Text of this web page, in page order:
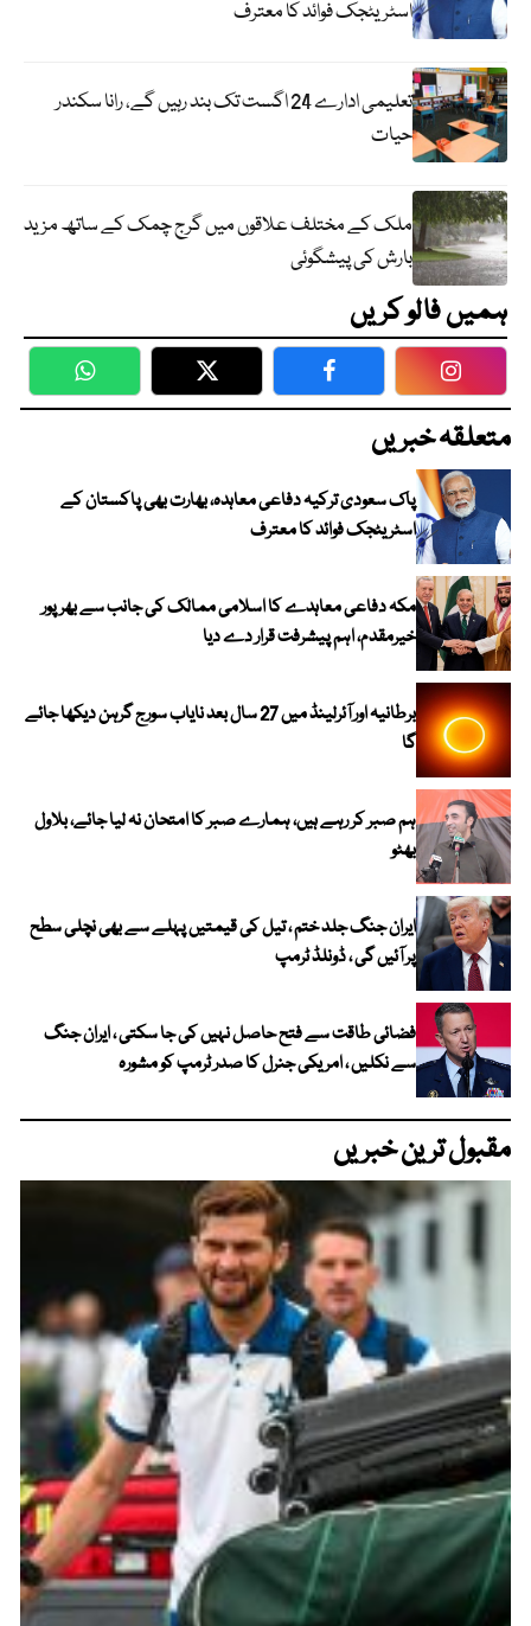
اسٹریٹجک فوائد کا معترف
تعلیمی ادارے 24 اگست تک بند رہیں گے، رانا سکندر
حیات
ملک کے مختلف علاقوں میں گرج چمک کے ساتھ مزید
بارش کی پیشگوئی
ہمیں فالو کریں
WhatsApp Twitter Facebook
متعلقہ خبریں
پاک سعودی ترکیہ دفاعی معاہدہ، بھارت بھی پاکستان کے
اسٹریٹجک فوائد کا معترف
مکہ دفاعی معاہدے کا اسلامی ممالک کی جانب سے بھرپور
خیرمقدم، اہم پیشرفت قرار دے دیا
برطانیہ اور آئرلینڈ میں 27 سال بعد نایاب سورج گرہن دیکھا جائے
گا
ہم صبر کر رہے ہیں، ہمارے صبر کا امتحان نہ لیا جائے، بلاول
بھٹو
ایران جنگ جلد ختم ، تیل کی قیمتیں پہلے سے بھی نچلی سطح
پر آئیں گی ، ڈونلڈ ٹرمپ
فضائی طاقت سے فتح حاصل نہیں کی جا سکتی ، ایران جنگ
سے نکلیں ، امریکی جنرل کا صدر ٹرمپ کو مشورہ
مقبول ترین خبریں